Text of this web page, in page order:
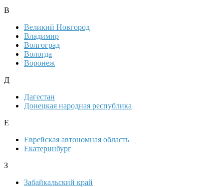
В
Великий Новгород
Владимир
Волгоград
Вологда
Воронеж
Д
Дагестан
Донецкая народная республика
Е
Еврейская автономная область
Екатеринбург
З
Забайкальский край